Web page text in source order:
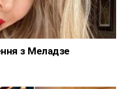
з Меладзе